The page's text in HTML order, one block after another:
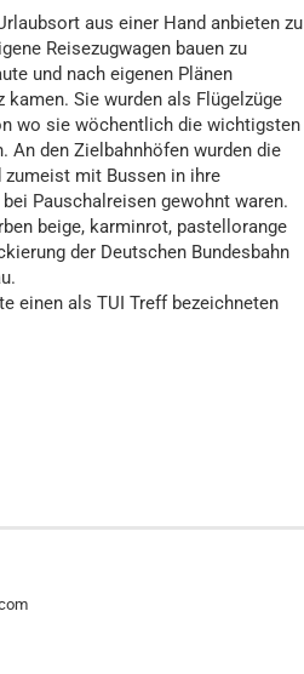
aus einer Hand anbieten zu
Reisezugwagen bauen zu
und nach eigenen Plänen
Sie wurden als Flügelzüge
wo sie wöchentlich die wichtigsten
An den Zielbahnhöfen wurden die
zumeist mit Bussen in ihre
Pauschalreisen gewohnt waren.
beige, karminrot, pastellorange
der Deutschen Bundesbahn
einen als TUI Treff bezeichneten